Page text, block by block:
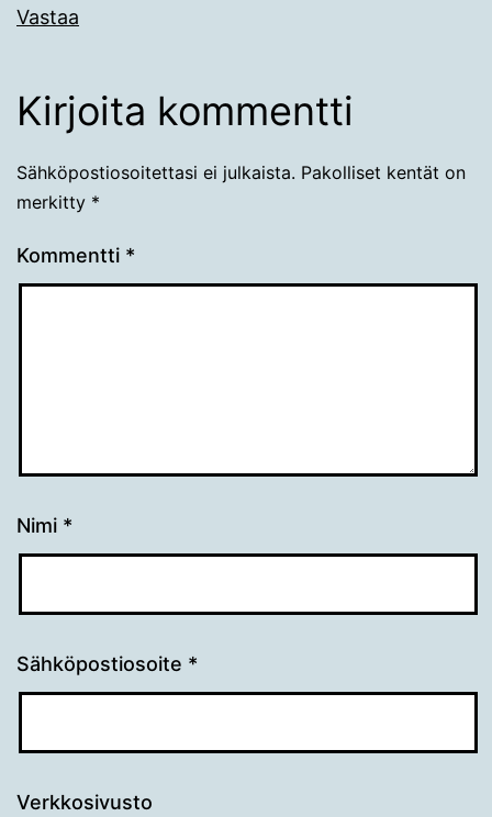
Vastaa
Kirjoita kommentti
Sähköpostiosoitettasi ei julkaista. Pakolliset kentät on
merkitty *
Kommentti *
Nimi *
Sähköpostiosoite *
Verkkosivusto